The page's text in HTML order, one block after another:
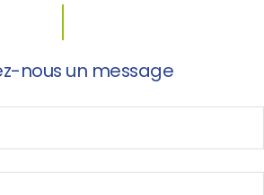
nous un message